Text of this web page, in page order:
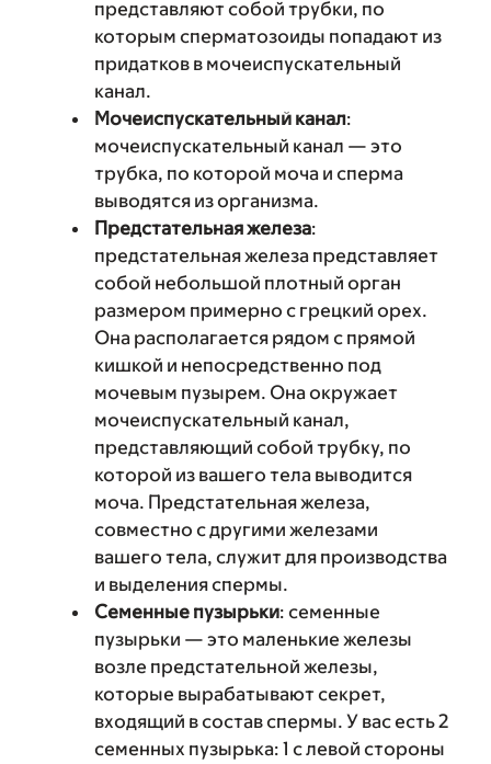
представляют собой трубки, по
которым сперматозоиды попадают из
придатков в мочеиспускательный
канал.
Мочеиспускательный канал:
мочеиспускательный канал — это
трубка, по которой моча и сперма
выводятся из организма.
Предстательная железа:
предстательная железа представляет
собой небольшой плотный орган
размером примерно с грецкий орех.
Она располагается рядом с прямой
кишкой и непосредственно под
мочевым пузырем. Она окружает
мочеиспускательный канал,
представляющий собой трубку, по
которой из вашего тела выводится
моча. Предстательная железа,
совместно с другими железами
вашего тела, служит для производства
и выделения спермы.
Семенные пузырьки: семенные
пузырьки — это маленькие железы
возле предстательной железы,
которые вырабатывают секрет,
входящий в состав спермы. У вас есть 2
семенных пузырька: 1 с левой стороны